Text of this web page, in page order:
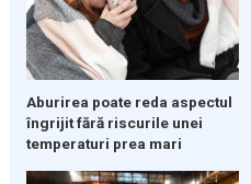
Aburirea poate reda aspectul
îngrijit fără riscurile unei
temperaturi prea mari